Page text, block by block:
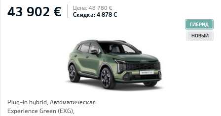
43 902 € Цена: 48 780 €
Скидка: 4 878 €
ГИБРИД
НОВЫЙ
Plug-in hybrid, Автоматическая
Experience Green (EXG),